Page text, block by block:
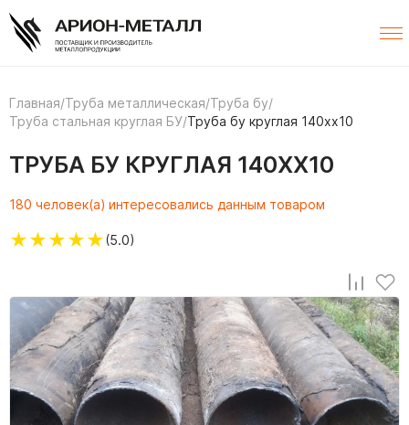
Главная/Труба металлическая/Труба бу/
Труба стальная круглая БУ/Труба бу круглая 140хх10
ТРУБА БУ КРУГЛАЯ 140ХХ10
180 человек(а) интересовались данным товаром
★★★★★(5.0)